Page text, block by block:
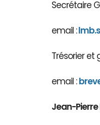
Secrétaire
email :
Trésorier et
email :
Jean-